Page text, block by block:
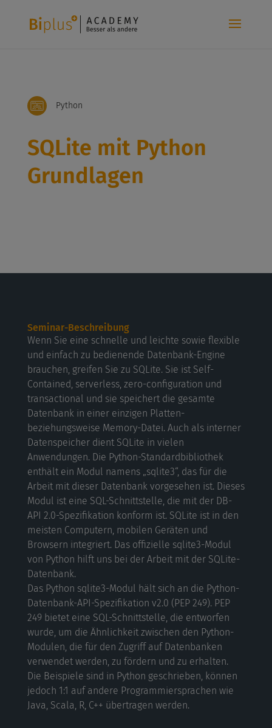
Python
SQLite mit Python
Grundlagen
Seminar-Beschreibung
Wenn Sie eine schnelle und leichte sowie flexible
und einfach zu bedienende Datenbank-Engine
brauchen, greifen Sie zu SQLite. Sie ist Self-
Contained, serverless, zero-configuration und
transactional und sie speichert die gesamte
Datenbank in einer einzigen Platten-
beziehungsweise Memory-Datei. Auch als interner
Datenspeicher dient SQLite in vielen
Anwendungen. Die Python-Standardbibliothek
enthält ein Modul namens „sqlite3“, das für die
Arbeit mit dieser Datenbank vorgesehen ist. Dieses
Modul ist eine SQL-Schnittstelle, die mit der DB-
API 2.0-Spezifikation konform ist. SQLite ist in den
meisten Computern, mobilen Geräten und
Browsern integriert. Das offizielle sqlite3-Modul
von Python hilft uns bei der Arbeit mit der SQLite-
Datenbank.
Das Python sqlite3-Modul hält sich an die Python-
Datenbank-API-Spezifikation v2.0 (PEP 249). PEP
249 bietet eine SQL-Schnittstelle, die entworfen
wurde, um die Ähnlichkeit zwischen den Python-
Modulen, die für den Zugriff auf Datenbanken
verwendet werden, zu fördern und zu erhalten.
Die Beispiele sind in Python geschrieben, können
jedoch 1:1 auf andere Programmiersprachen wie
Java, Scala, R, C++ übertragen werden.